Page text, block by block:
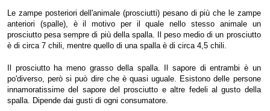
Le zampe posteriori dell'animale (prosciutti) pesano di più che le zampe
anteriori (spalle), è il motivo per il quale nello stesso animale un
prosciutto pesa sempre di più della spalla. Il peso medio di un prosciutto
è di circa 7 chili, mentre quello di una spalla è di circa 4,5 chili.
Il prosciutto ha meno grasso della spalla. Il sapore di entrambi è un
po'diverso, però si può dire che è quasi uguale. Esistono delle persone
innamoratissime del sapore del prosciutto e altre fedeli al gusto della
spalla. Dipende dai gusti di ogni consumatore.